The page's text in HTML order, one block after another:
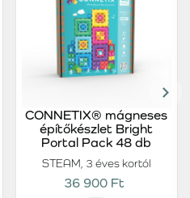
STEAM, 3 éves kortól
CONNETIX® mágneses
építőkészlet Bright
Portal Pack 48 db
36 900 Ft